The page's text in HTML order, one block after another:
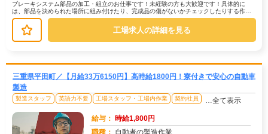
ブレーキシステム部品の加工・組立のお仕事です！未経験の方も大歓迎です！具体的に
は、部品を決められた場所に組み付けたり、完成品の傷がないかチェックしたりする作業
が中心です。中には、部品をセットして...
工場求人の詳細を見る
三重県平田町／【月給33万6150円】高時給1800円！寮付きで安心の自動車
製造
製造スタッフ 英語力不要 工場スタッフ・工場内作業 契約社員 …全て表示
給与： 時給1,800円
職種： 自動者の製造作業